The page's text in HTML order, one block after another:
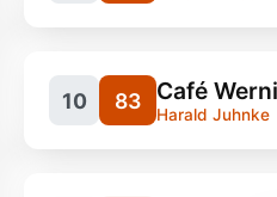
Serien,
10 83 Café
Harald Juhnke